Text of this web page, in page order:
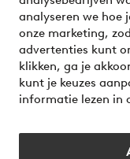
analyseren we hoe
onze marketing,
advertenties kunt
klikken, ga je
kunt je keuzes
informatie lezen in
Wil je meer